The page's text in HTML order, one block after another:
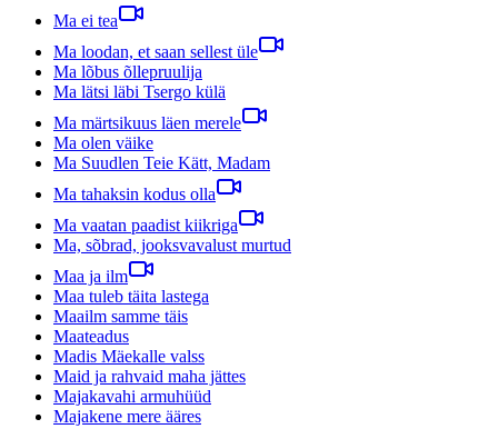
Ma ei tea
Ma loodan, et saan sellest üle
Ma lõbus õllepruulija
Ma lätsi läbi Tsergo külä
Ma märtsikuus läen merele
Ma olen väike
Ma Suudlen Teie Kätt, Madam
Ma tahaksin kodus olla
Ma vaatan paadist kiikriga
Ma, sõbrad, jooksvavalust murtud
Maa ja ilm
Maa tuleb täita lastega
Maailm samme täis
Maateadus
Madis Mäekalle valss
Maid ja rahvaid maha jättes
Majakavahi armuhüüd
Majakene mere ääres